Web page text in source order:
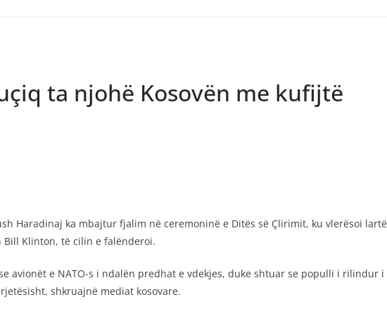
ta njohë Kosovën me kufijtë
Haradinaj ka mbajtur fjalim në ceremoninë e Ditës së Çlirimit, ku vlerësoi lartë
Klinton, të cilin e falënderoi.
avionët e NATO-s i ndalën predhat e vdekjes, duke shtuar se populli i rilindur i
shkruajnë mediat kosovare.